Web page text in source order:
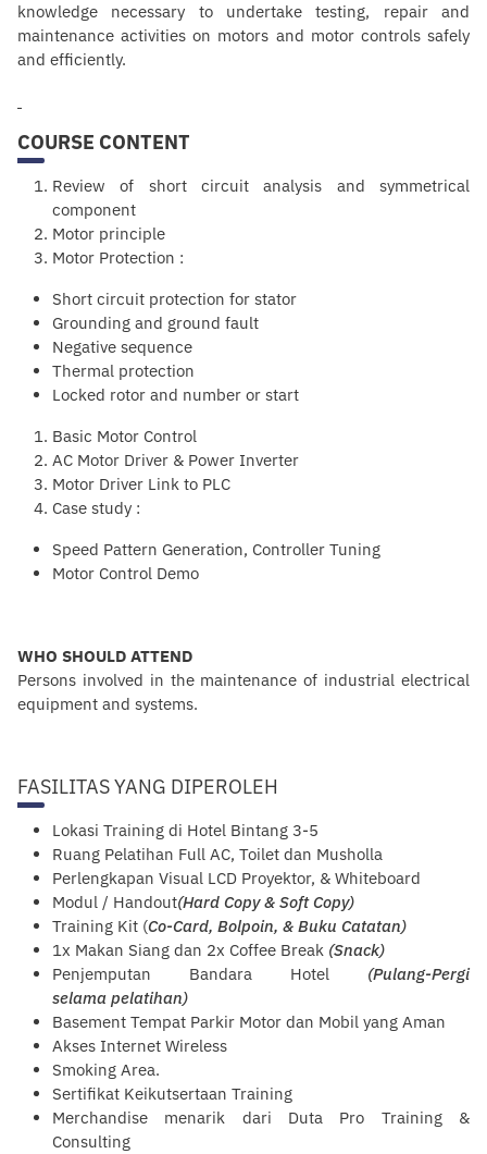
knowledge necessary to undertake testing, repair and
maintenance activities on motors and motor controls safely
and efficiently.
COURSE CONTENT
Review of short circuitanalysis and symmetrical
component
Motor principle
Motor Protection :
Short circuit protection for stator
Grounding and ground fault
Negative sequence
Thermal protection
Locked rotor and number or start
Basic Motor Control
AC Motor Driver & Power Inverter
Motor Driver Link to PLC
Case study :
Speed Pattern Generation, Controller Tuning
Motor Control Demo
WHO SHOULD ATTEND
Persons involved in the maintenance of industrial electrical
equipment and systems.
FASILITAS YANG DIPEROLEH
Lokasi Training di Hotel Bintang 3-5
Ruang Pelatihan Full AC, Toilet dan Musholla
Perlengkapan Visual LCD Proyektor, & Whiteboard
Modul / Handout(Hard Copy & Soft Copy)
Training Kit (Co-Card, Bolpoin, & Buku Catatan)
1x Makan Siang dan 2x Coffee Break (Snack)
Penjemputan Bandara Hotel (Pulang-Pergi
selama pelatihan)
Basement Tempat Parkir Motor dan Mobil yang Aman
Akses Internet Wireless
Smoking Area.
Sertifikat Keikutsertaan Training
Merchandise menarik dari Duta Pro Training &
Consulting